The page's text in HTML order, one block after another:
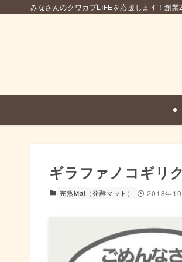
みなさんのクワカブLIFEを応援します！創
ギラファノコギリ
完熟Mat（発酵マット） 2018年